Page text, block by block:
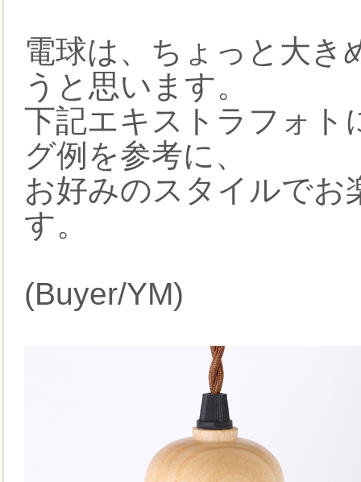
電球は、ちょっと大き
うと思います。
下記エキストラフォト
グ例を参考に、
お好みのスタイルでお
す。
(Buyer/YM)